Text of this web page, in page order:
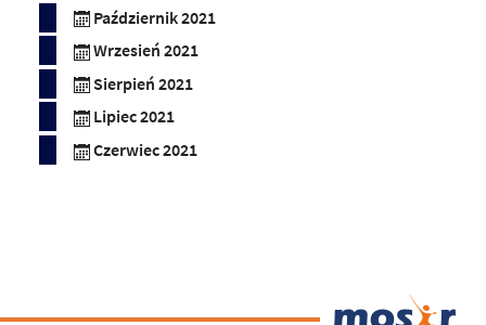
Październik 2021
Wrzesień 2021
Sierpień 2021
Lipiec 2021
Czerwiec 2021